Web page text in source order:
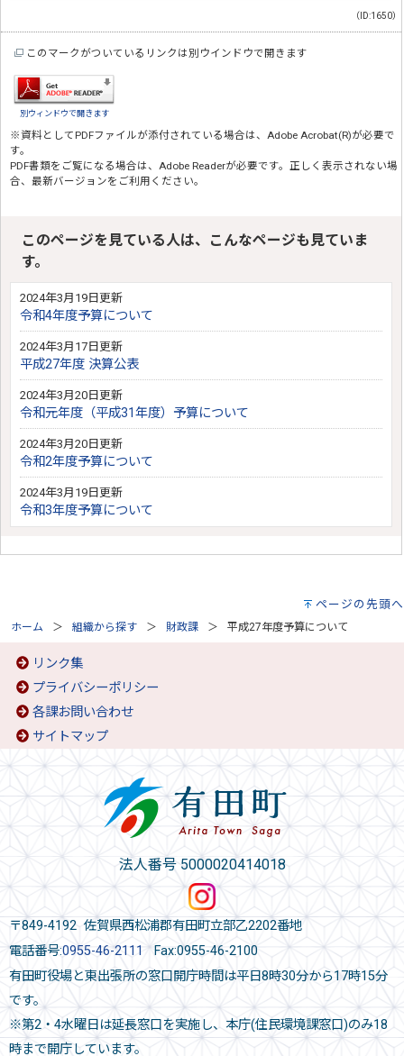
（ID:1650）
このマークがついているリンクは別ウインドウで開きます
別ウィンドウで開きます
※資料としてPDFファイルが添付されている場合は、 Adobe Acrobat(R)が必要で
す。
PDF書類をご覧になる場合は、 Adobe Readerが必要です。正しく表示されない場
合、最新バージョンをご利用ください。
このページを見ている人は、こんなページも見ていま
す。
2024年3月19日更新
令和4年度予算について
2024年3月17日更新
平成27年度 決算公表
2024年3月20日更新
令和元年度（平成31年度）予算について
2024年3月20日更新
令和2年度予算について
2024年3月19日更新
令和3年度予算について
ページの先頭へ
ホーム 組織から探す 財政課 平成27年度予算について
リンク集
プライバシーポリシー
各課お問い合わせ
サイトマップ
法人番号 5000020414018
〒849-4192 佐賀県西松浦郡有田町立部乙2202番地
電話番号:0955-46-2111 Fax:0955-46-2100
有田町役場と東出張所の窓口開庁時間は平日8時30分から17時15分
です。
※第2・4水曜日は延長窓口を実施し、本庁(住民環境課窓口)のみ18
時まで開庁しています。